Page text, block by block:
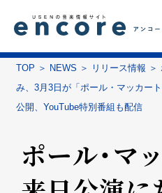
TOP NEWS リリース情報
み、3月3日が「ポール・マッカー
公開、YouTube特別番組も配信
ポール・マ